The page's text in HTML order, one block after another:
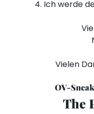
4. Ich werde
Vielen
OV-
The